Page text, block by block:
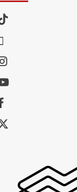
TikTok
Instagram
Youtube
Facebook
X